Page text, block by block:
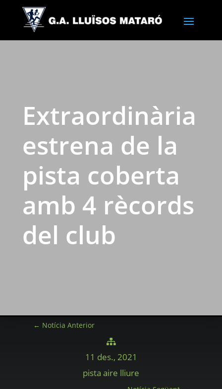
Extraordinària
estrena de la
pista coberta
amb 4 rècords
del club
← Notícia Anterior

11 des., 2021
pista aire lliure